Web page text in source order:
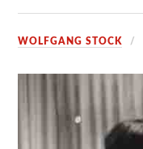
WOLFGANG STOCK